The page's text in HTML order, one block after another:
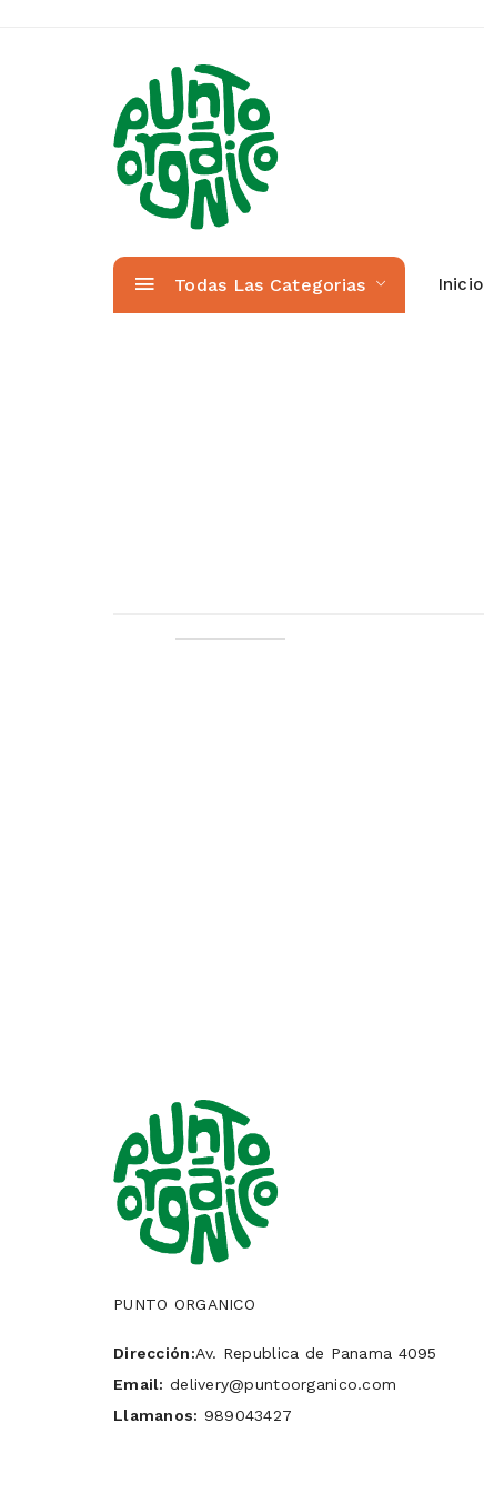
Todas Las Categorias Inicio
PUNTO ORGANICO
Dirección:Av. Republica de Panama 4095
Email: delivery@puntoorganico.com
Llamanos: 989043427